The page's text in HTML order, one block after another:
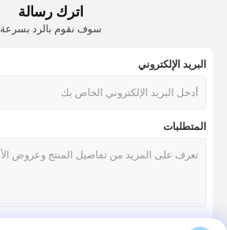
اترك رسالة
سوف نقوم بالرد بسرعة
البريد الإلكتروني
المتطلبات